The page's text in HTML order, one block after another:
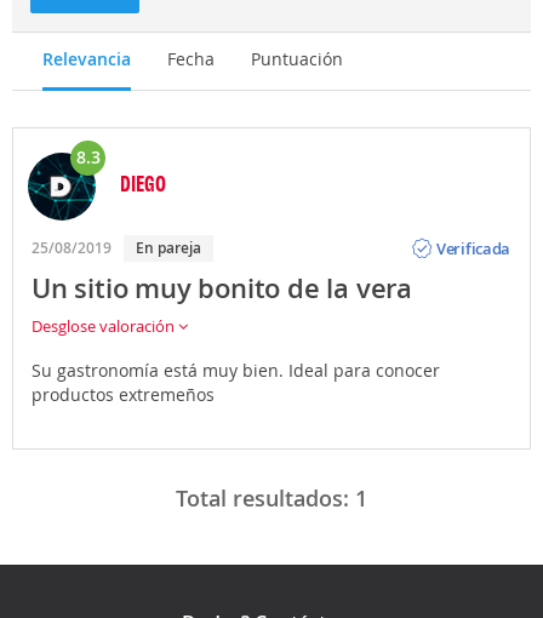
Relevancia Fecha Puntuación
8.3
DIEGO
25/08/2019 En pareja
Verificada
Un sitio muy bonito de la vera
Desglose valoración
Su gastronomía está muy bien. Ideal para conocer
productos extremeños
Total resultados: 1